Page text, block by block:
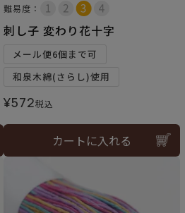
難易度：
刺し子 変わり花十字
メール便6個まで可
和泉木綿(さらし)使用
¥572税込
カートに入れる